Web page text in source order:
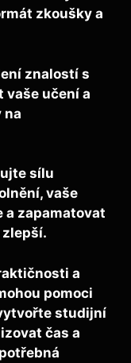
zkoušky a
znalostí s
učení a
na
sílu
vaše
zapamatovat
a
pomoci
studijní
čas a